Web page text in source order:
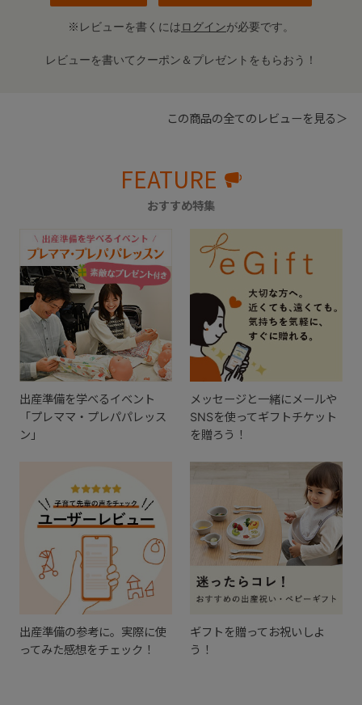
※レビューを書くにはログインが必要です。
レビューを書いてクーポン＆プレゼントをもらおう！
この商品の全てのレビューを見る＞
FEATURE
おすすめ特集
出産準備を学べるイベント
「プレママ・プレパパレッス
ン」
メッセージと一緒にメールや
SNSを使ってギフトチケット
を贈ろう！
出産準備の参考に。実際に使
ってみた感想をチェック！
ギフトを贈ってお祝いしよ
う！